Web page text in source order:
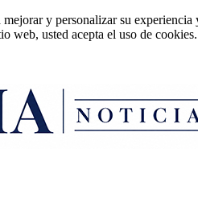
y personalizar su
web, usted acepta el uso de